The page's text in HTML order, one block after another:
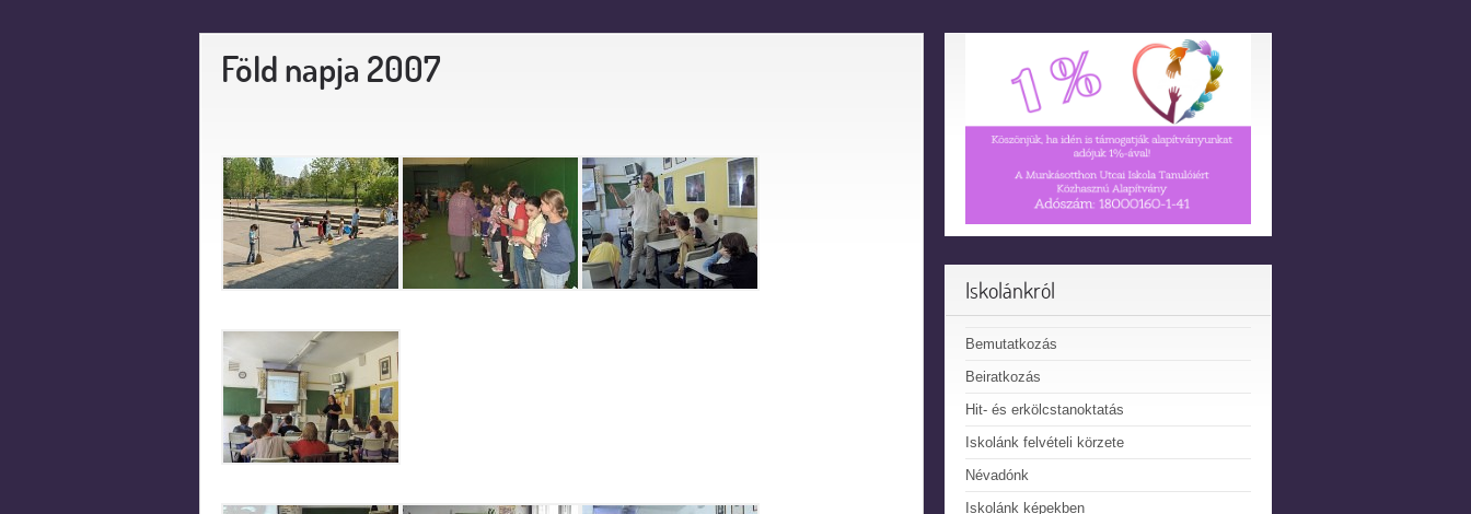
Föld napja 2007
Iskolánkról
Bemutatkozás
Beiratkozás
Hit- és erkölcstanoktatás
Iskolánk felvételi körzete
Névadónk
Iskolánk képekben